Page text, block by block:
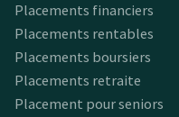
Placements financiers
Placements rentables
Placements boursiers
Placements retraite
Placement pour seniors